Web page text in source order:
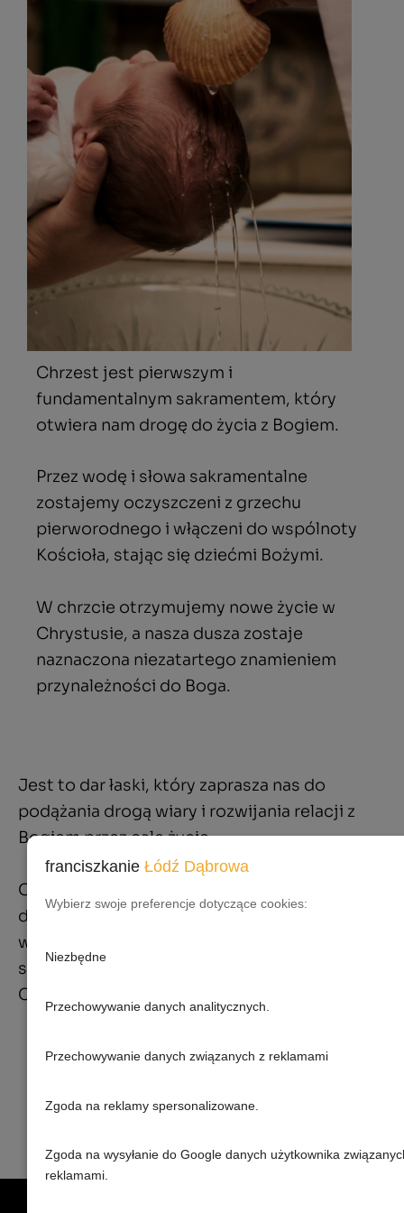
Chrzest jest pierwszym i
fundamentalnym sakramentem, który
otwiera nam drogę do życia z Bogiem.
Przez wodę i słowa sakramentalne
zostajemy oczyszczeni z grzechu
pierworodnego i włączeni do wspólnoty
Kościoła, stając się dziećmi Bożymi.
W chrzcie otrzymujemy nowe życie w
Chrystusie, a nasza dusza zostaje
naznaczona niezatartego znamieniem
przynależności do Boga.
Jest to dar łaski, który zaprasza nas do
podążania drogą wiary i rozwijania relacji z
Bogiem przez całe życie.
Chrzest jest także początkiem naszej
duchowej podróży, w której wzrastamy w
wierze i miłości, otwierając się na kolejne
sakramenty, które umacniają naszą więź z
Chrystusem i Jego Kościołem.
franciszkanie Łódź Dąbrowa
Wybierz swoje preferencje dotyczące cookies:
Niezbędne
Przechowywanie danych analitycznych.
Przechowywanie danych związanych z reklamami
Zgoda na reklamy spersonalizowane.
Zgoda na wysyłanie do Google danych użytkownika
reklamami.